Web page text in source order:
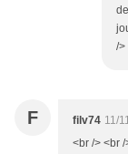
/>
F filv74 11/
<br /> <br